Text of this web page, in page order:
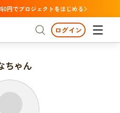
0円でプロジェクトをはじめる
注目
支援金額が多い
多い
近い
ログイン
ちゃん